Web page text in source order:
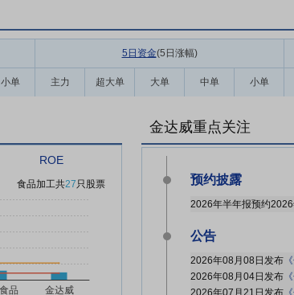
5日资金(5日涨幅)
小单 主力 超大单 大单 中单 小单
ROE
食品加工共27只股票
金达威重点关注
预约披露
2026年半年报预约
公告
2026年08月08日发布
2026年08月04日发布
2026年07月21日发布